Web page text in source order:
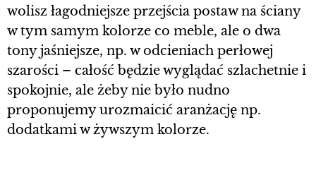
wolisz łagodniejsze przejścia postaw na ściany
w tym samym kolorze co meble, ale o dwa
tony jaśniejsze, np. w odcieniach perłowej
szarości – całość będzie wyglądać szlachetnie i
spokojnie, ale żeby nie było nudno
proponujemy urozmaicić aranżację np.
dodatkami w żywszym kolorze.